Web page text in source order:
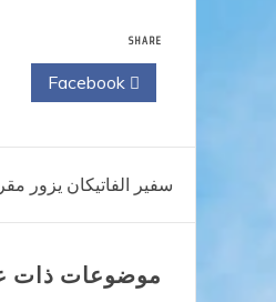
SHARE
تصفّح
المقالات
سفير الفاتيكان يزور
موضوعات ذات